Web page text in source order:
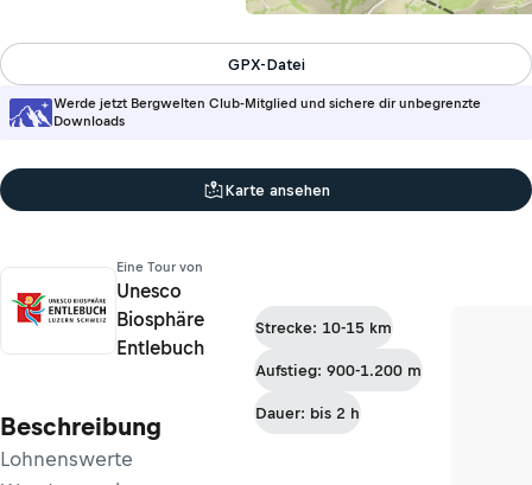
Werde jetzt Bergwelten Club-Mitglied und sichere dir unbegrenzte
Downloads
GPX-Datei
Karte ansehen
Eine Tour von
Unesco
Biosphäre
Entlebuch
Beschreibung
Lohnenswerte
Strecke: 10-15 km
Aufstieg: 900-1.200 m
Dauer: bis 2 h